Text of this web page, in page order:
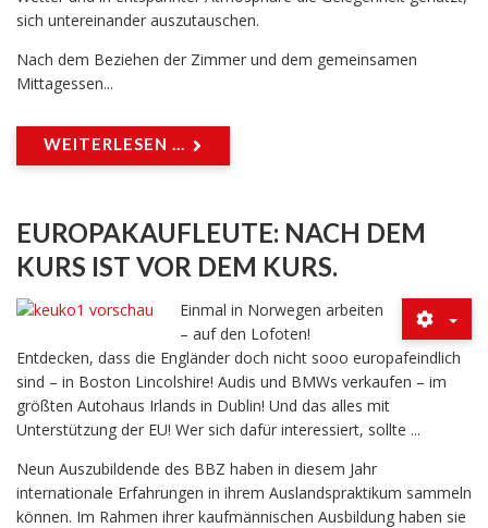
sich untereinander auszutauschen.
Nach dem Beziehen der Zimmer und dem gemeinsamen
Mittagessen...
WEITERLESEN ...
EUROPAKAUFLEUTE: NACH DEM
KURS IST VOR DEM KURS.
Einmal in Norwegen arbeiten
– auf den Lofoten!
Entdecken, dass die Engländer doch nicht sooo europafeindlich
sind – in Boston Lincolshire! Audis und BMWs verkaufen – im
größten Autohaus Irlands in Dublin! Und das alles mit
Unterstützung der EU! Wer sich dafür interessiert, sollte ...
Neun Auszubildende des BBZ haben in diesem Jahr
internationale Erfahrungen in ihrem Auslandspraktikum sammeln
können. Im Rahmen ihrer kaufmännischen Ausbildung haben sie